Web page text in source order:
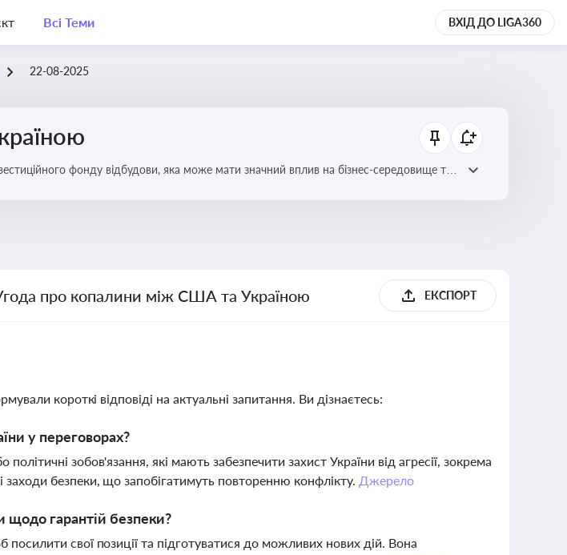
Всі Теми ВХІД ДО LIGA360
22-08-2025
фонду відбудови, яка може мати значний вплив на бізнес-середовище та
про копалини між США та Україною ЕКСПОРТ
короткі відповіді на актуальні запитання. Ви дізнаєтесь:
у переговорах?
зобов'язання, які мають забезпечити захист України від агресії, зокрема
заходи безпеки, що запобігатимуть повторенню конфлікту. Джерело
щодо гарантій безпеки?
посилити свої позиції та підготуватися до можливих нових дій. Вона